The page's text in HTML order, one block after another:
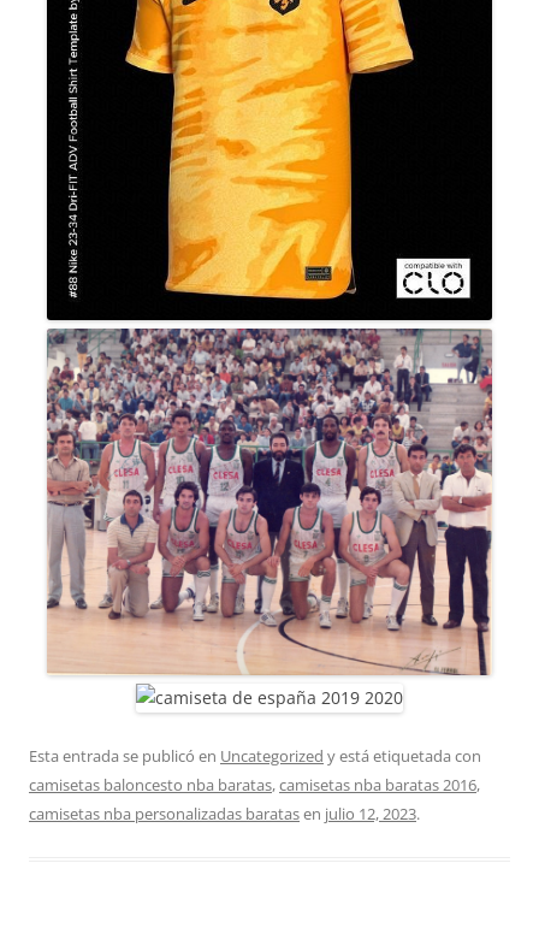
Esta entrada se publicó en Uncategorized y está etiquetada con
camisetas baloncesto nba baratas,camisetas nba baratas 2016,
camisetas nba personalizadas baratasen julio 12, 2023.